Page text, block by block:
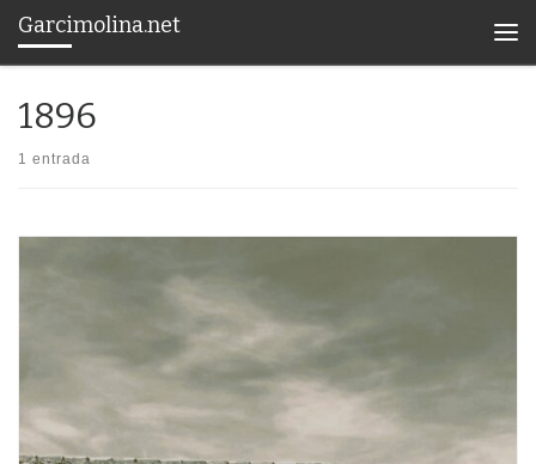
Saltar al contenido
Garcimolina.net
1896
1 entrada